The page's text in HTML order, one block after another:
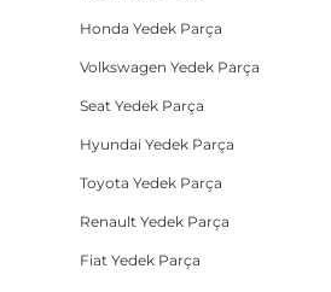
Honda Yedek Parça
Volkswagen Yedek Parça
Seat Yedek Parça
Hyundai Yedek Parça
Toyota Yedek Parça
Renault Yedek Parça
Fiat Yedek Parça